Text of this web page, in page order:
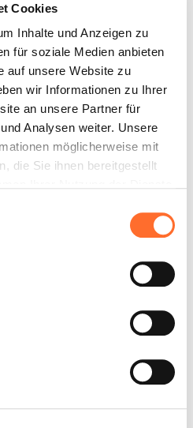
Cookies
Inhalte und Anzeigen zu
für soziale Medien anbieten
auf unsere Website zu
wir Informationen zu Ihrer
an unsere Partner für
Analysen weiter. Unsere
möglicherweise mit
die Sie ihnen bereitgestellt